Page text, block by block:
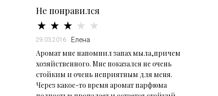
Не понравился
29.03.2016 Елена
Аромат мне напомнил запах мыла,причем
хозяйственного. Мне показался не очень
стойким и очень неприятным для меня.
Через какое-то время аромат парфюма